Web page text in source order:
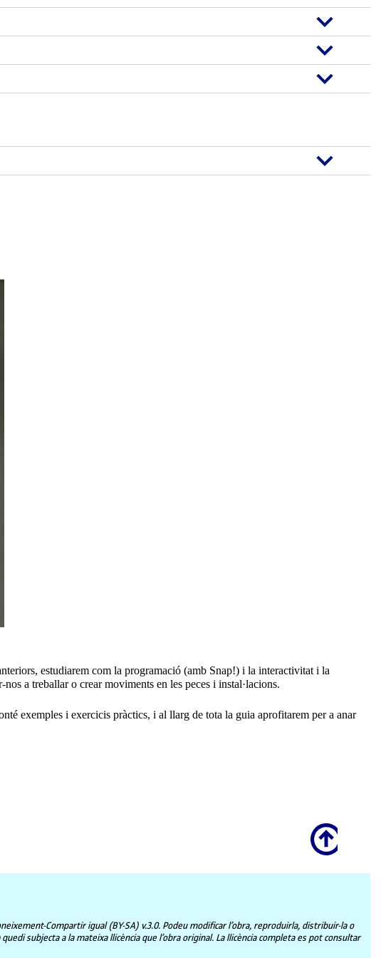
estudiarem com la programació (amb Snap!) i la interactivitat i la
a treballar o crear moviments en les peces i instal·lacions.
exemples i exercicis pràctics, i al llarg de tota la guia aprofitarem per a anar
Scroll
Compartir igual (BY-SA) v.3.0. Podeu modificar l’obra, reproduirla, distribuir-la o
subjecta a la mateixa llicència que l’obra original. La llicència completa es pot consultar